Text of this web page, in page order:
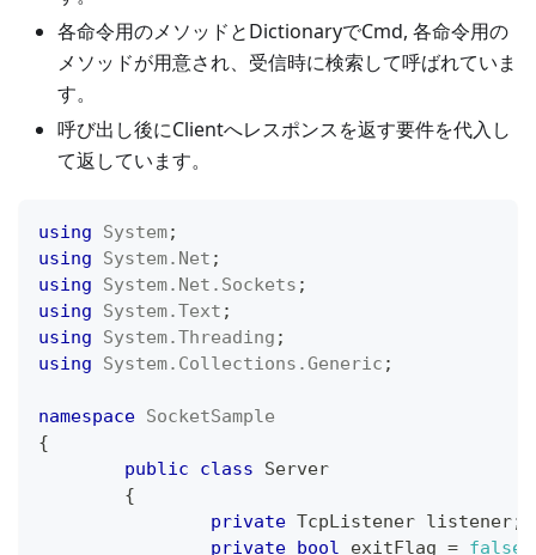
各命令用のメソッドとDictionaryでCmd, 各命令用の
メソッドが用意され、受信時に検索して呼ばれていま
す。
呼び出し後にClientへレスポンスを返す要件を代入し
て返しています。
using System;
using
System. Net ;
using
System. Net . Sockets ;
using
System.Text ;
using
System.Threading ;
using
System. Collections .Generic ;
namespace SocketSample
{
public
class
Server
{
private TcpListener listener;
private bool exitFlag = false